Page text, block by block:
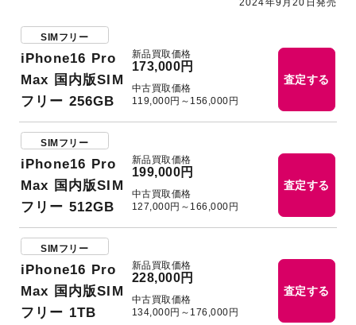
2024年9月20日発売
SIMフリー
iPhone16 Pro
Max 国内版SIM
フリー 256GB
新品買取価格
173,000円
中古買取価格
119,000円～156,000円
査定する
SIMフリー
iPhone16 Pro
Max 国内版SIM
フリー 512GB
新品買取価格
199,000円
中古買取価格
127,000円～166,000円
査定する
SIMフリー
iPhone16 Pro
Max 国内版SIM
フリー 1TB
新品買取価格
228,000円
中古買取価格
134,000円～176,000円
査定する